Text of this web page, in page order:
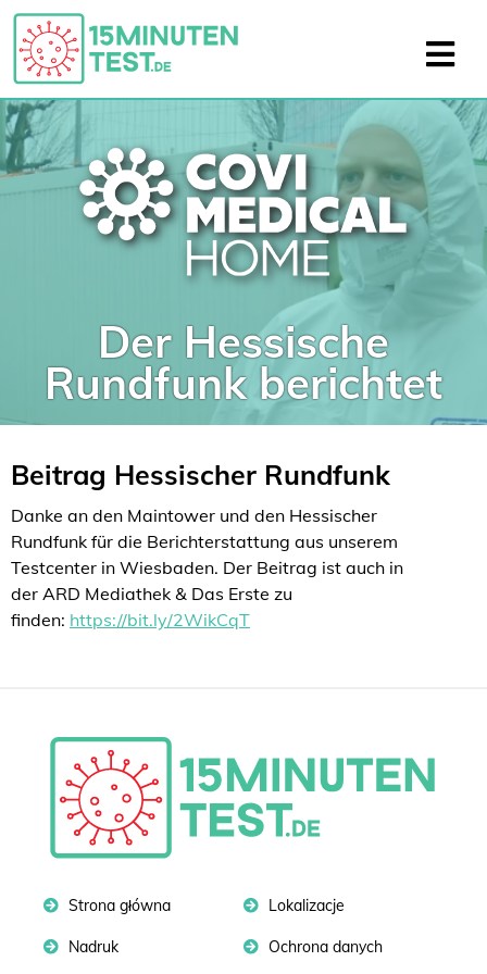
Der Hessische
Rundfunk berichtet
Beitrag Hessischer Rundfunk
Danke an den Maintower und den Hessischer
Rundfunk für die Berichterstattung aus unserem
Testcenter in Wiesbaden. Der Beitrag ist auch in
der ARD Mediathek & Das Erste zu
finden: https://bit.ly/2WikCqT
Strona główna Lokalizacje
Nadruk Ochrona danych